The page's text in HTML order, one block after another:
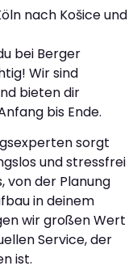
nach Košice und
bei Berger
Wir sind
bieten dir
bis Ende.
sorgt
und stressfrei
von der Planung
in deinem
wir großen Wert
Service, der
ist.